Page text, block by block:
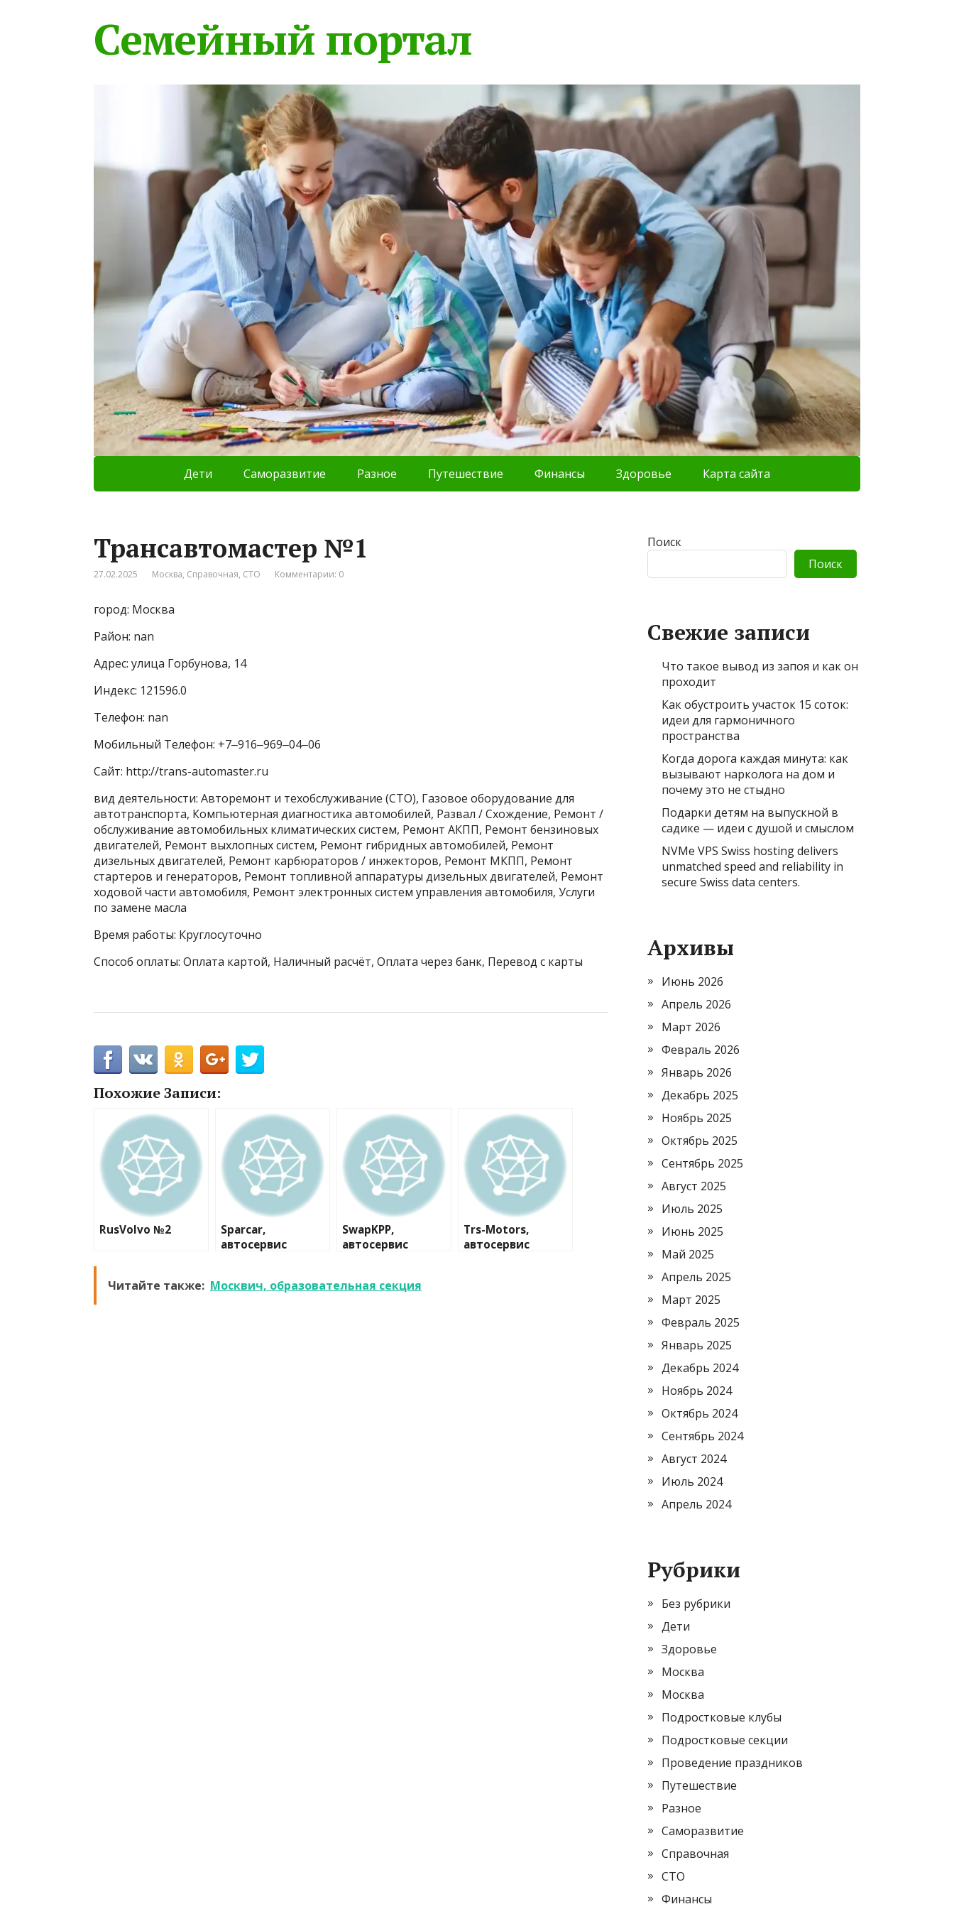
Семейный портал
Дети Саморазвитие Разное Путешествие Финансы Здоровье Карта сайта
Трансавтомастер №1
27.02.2025 Москва, Справочная, СТО Комментарии: 0
город: Москва
Район: nan
Адрес: улица Горбунова, 14
Индекс: 121596.0
Телефон: nan
Мобильный Телефон: +7‒916‒969‒04‒06
Сайт: http://trans-automaster.ru
вид деятельности: Авторемонт и техобслуживание (СТО), Газовое оборудование для
автотранспорта, Компьютерная диагностика автомобилей, Развал / Схождение, Ремонт /
обслуживание автомобильных климатических систем, Ремонт АКПП, Ремонт бензиновых
двигателей, Ремонт выхлопных систем, Ремонт гибридных автомобилей, Ремонт
дизельных двигателей, Ремонт карбюраторов / инжекторов, Ремонт МКПП, Ремонт
стартеров и генераторов, Ремонт топливной аппаратуры дизельных двигателей, Ремонт
ходовой части автомобиля, Ремонт электронных систем управления автомобиля, Услуги
по замене масла
Время работы: Круглосуточно
Способ оплаты: Оплата картой, Наличный расчёт, Оплата через банк, Перевод с карты
Похожие Записи:
RusVolvo №2
Sparcar,
автосервис
SwapKPP,
автосервис
Trs-Motors,
автосервис
Читайте также: Москвич, образовательная секция
Поиск
Поиск
Свежие записи
Что такое вывод из запоя и как он
проходит
Как обустроить участок 15 соток:
идеи для гармоничного
пространства
Когда дорога каждая минута: как
вызывают нарколога на дом и
почему это не стыдно
Подарки детям на выпускной в
садике — идеи с душой и смыслом
NVMe VPS Swiss hosting delivers
unmatched speed and reliability in
secure Swiss data centers.
Архивы
Июнь 2026
Апрель 2026
Март 2026
Февраль 2026
Январь 2026
Декабрь 2025
Ноябрь 2025
Октябрь 2025
Сентябрь 2025
Август 2025
Июль 2025
Июнь 2025
Май 2025
Апрель 2025
Март 2025
Февраль 2025
Январь 2025
Декабрь 2024
Ноябрь 2024
Октябрь 2024
Сентябрь 2024
Август 2024
Июль 2024
Апрель 2024
Рубрики
Без рубрики
Дети
Здоровье
Москва
Москва
Подростковые клубы
Подростковые секции
Проведение праздников
Путешествие
Разное
Саморазвитие
Справочная
СТО
Финансы